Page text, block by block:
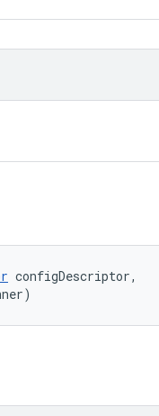
configDescriptor,